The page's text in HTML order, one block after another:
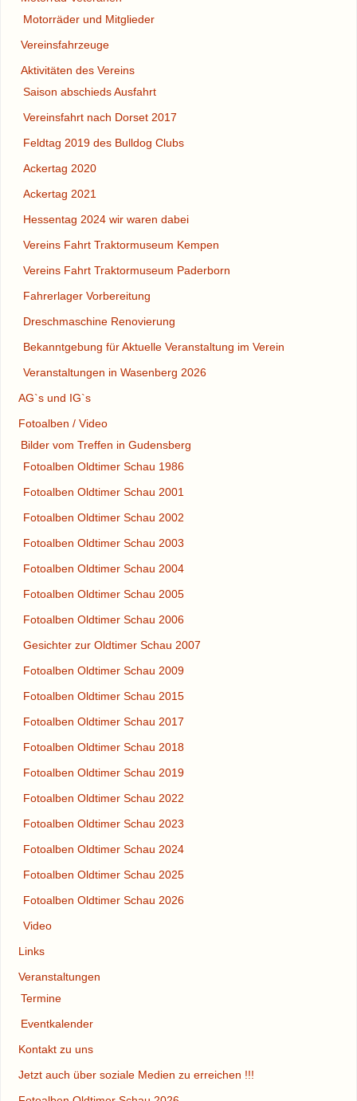
Motorräder und Mitglieder
Vereinsfahrzeuge
Aktivitäten des Vereins
Saison abschieds Ausfahrt
Vereinsfahrt nach Dorset 2017
Feldtag 2019 des Bulldog Clubs
Ackertag 2020
Ackertag 2021
Hessentag 2024 wir waren dabei
Vereins Fahrt Traktormuseum Kempen
Vereins Fahrt Traktormuseum Paderborn
Fahrerlager Vorbereitung
Dreschmaschine Renovierung
Bekanntgebung für Aktuelle Veranstaltung im Verein
Veranstaltungen in Wasenberg 2026
AG`s und IG`s
Fotoalben / Video
Bilder vom Treffen in Gudensberg
Fotoalben Oldtimer Schau 1986
Fotoalben Oldtimer Schau 2001
Fotoalben Oldtimer Schau 2002
Fotoalben Oldtimer Schau 2003
Fotoalben Oldtimer Schau 2004
Fotoalben Oldtimer Schau 2005
Fotoalben Oldtimer Schau 2006
Gesichter zur Oldtimer Schau 2007
Fotoalben Oldtimer Schau 2009
Fotoalben Oldtimer Schau 2015
Fotoalben Oldtimer Schau 2017
Fotoalben Oldtimer Schau 2018
Fotoalben Oldtimer Schau 2019
Fotoalben Oldtimer Schau 2022
Fotoalben Oldtimer Schau 2023
Fotoalben Oldtimer Schau 2024
Fotoalben Oldtimer Schau 2025
Fotoalben Oldtimer Schau 2026
Video
Links
Veranstaltungen
Termine
Eventkalender
Kontakt zu uns
Jetzt auch über soziale Medien zu erreichen !!!